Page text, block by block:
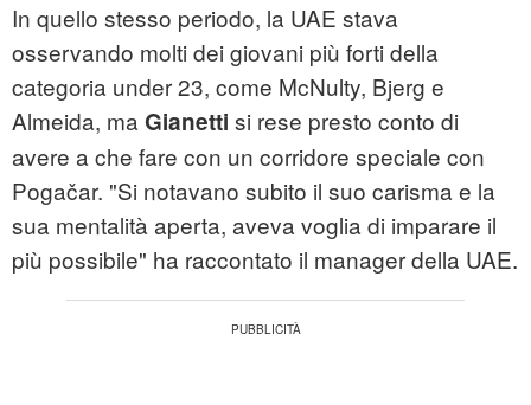
In quello stesso periodo, la UAE stava
osservando molti dei giovani più forti della
categoria under 23, come McNulty, Bjerg e
Almeida, ma Gianetti si rese presto conto di
avere a che fare con un corridore speciale con
Pogačar. "Si notavano subito il suo carisma e la
sua mentalità aperta, aveva voglia di imparare il
più possibile" ha raccontato il manager della UAE.